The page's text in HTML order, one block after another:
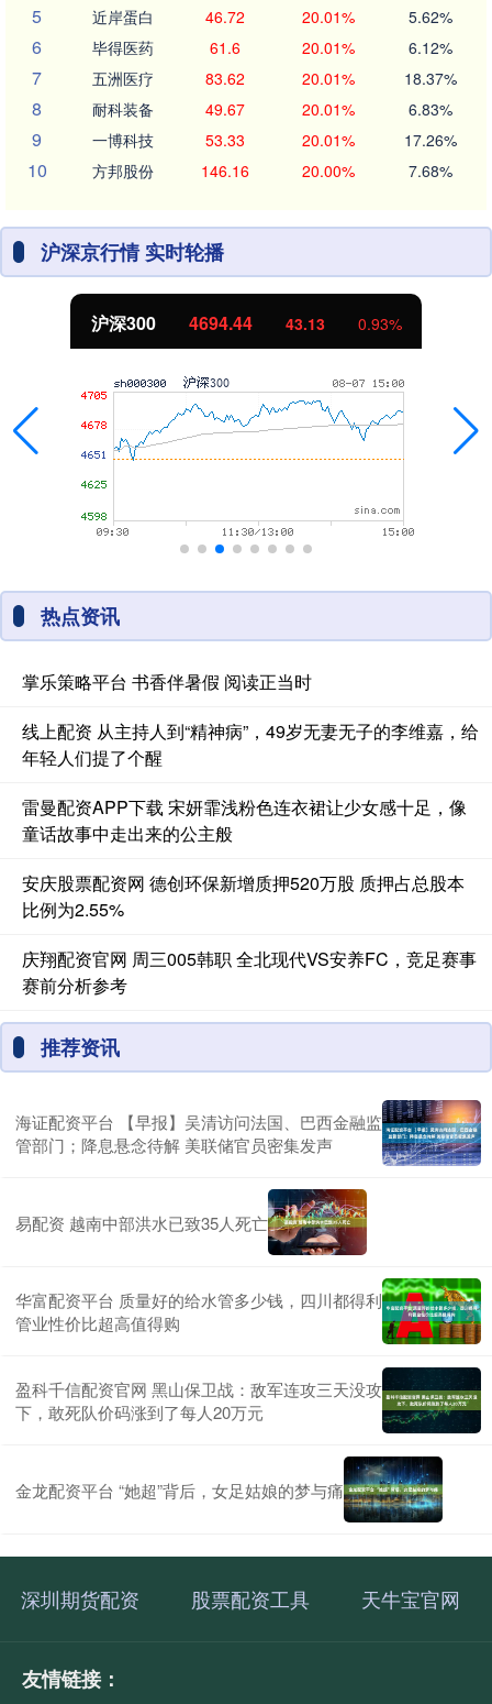
5 近岸蛋白 46.72 20.01% 5.62%
6 毕得医药 61.6 20.01% 6.12%
7 五洲医疗 83.62 20.01% 18.37%
8 耐科装备 49.67 20.01% 6.83%
9 一博科技 53.33 20.01% 17.26%
10 方邦股份 146.16 20.00% 7.68%
沪深京行情 实时轮播
沪深300 4694.44 43.13 0.93%
热点资讯
掌乐策略平台 书香伴暑假 阅读正当时
线上配资 从主持人到“精神病”，49岁无妻无子的李维嘉，给
年轻人们提了个醒
雷曼配资APP下载 宋妍霏浅粉色连衣裙让少女感十足，像
童话故事中走出来的公主般
安庆股票配资网 德创环保新增质押520万股 质押占总股本
比例为2.55%
庆翔配资官网 周三005韩职 全北现代VS安养FC，竞足赛事
赛前分析参考
推荐资讯
海证配资平台 【早报】吴清访问法国、巴西金融监
管部门；降息悬念待解 美联储官员密集发声
易配资 越南中部洪水已致35人死亡
华富配资平台 质量好的给水管多少钱，四川都得利
管业性价比超高值得购
盈科千信配资官网 黑山保卫战：敌军连攻三天没攻
下，敢死队价码涨到了每人20万元
金龙配资平台 “她超”背后，女足姑娘的梦与痛
深圳期货配资 股票配资工具 天牛宝官网
友情链接：